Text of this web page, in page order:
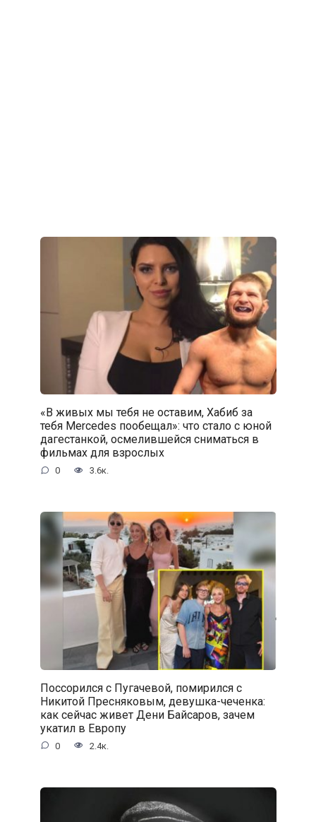
«В живых мы тебя не оставим, Хабиб за
тебя Mercedes пообещал»: что стало с юной
дагестанкой, осмелившейся сниматься в
фильмах для взрослых
0 3.6к.
Поссорился с Пугачевой, помирился с
Никитой Пресняковым, девушка-чеченка:
как сейчас живет Дени Байсаров, зачем
укатил в Европу
0 2.4к.